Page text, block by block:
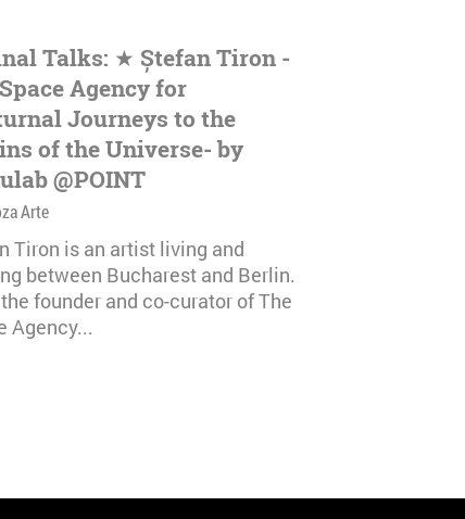
Talks: ★ Ștefan Tiron -
Agency for
Journeys to the
of the Universe- by
@POINT
Arte
Tiron is an artist living and
between Bucharest and Berlin.
founder and co-curator of The
Agency...